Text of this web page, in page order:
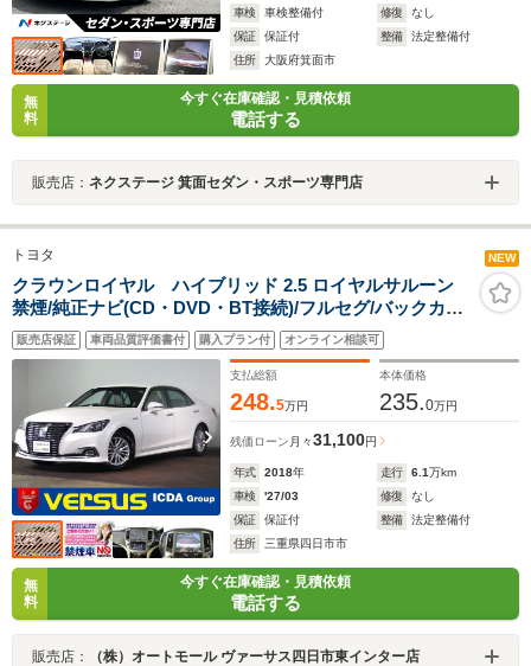
車検
車検整備付 修復
なし
保証
保証付 整備
法定整備付
住所
大阪府箕面市
無
料
今すぐ在庫確認・見積依頼
電話する
販売店： ネクステージ 箕面セダン・スポーツ専門店
トヨタ NEW
クラウンロイヤル ハイブリッド 2.5 ロイヤルサルーン
禁煙/純正ナビ(CD・DVD・BT接続)/フルセグ/バックカメ
ラ/ETC/ドラレコ/LEDヘッドライト/パーキングセンサー/
シートヒーター&ベンチ/ベージュレザーS/レーダークル
販売店保証 車両品質評価書付 購入プラン付 オンライン相談可
支払総額
248.5万円
本体価格
235.0万円
残価ローン 月々31,100円
年式 2018年 走行 6.1万km
車検
'27/03 修復
なし
保証
保証付 整備
法定整備付
住所
三重県四日市市
無
料
今すぐ在庫確認・見積依頼
電話する
販売店： （株）オートモール ヴァーサス四日市東インター店